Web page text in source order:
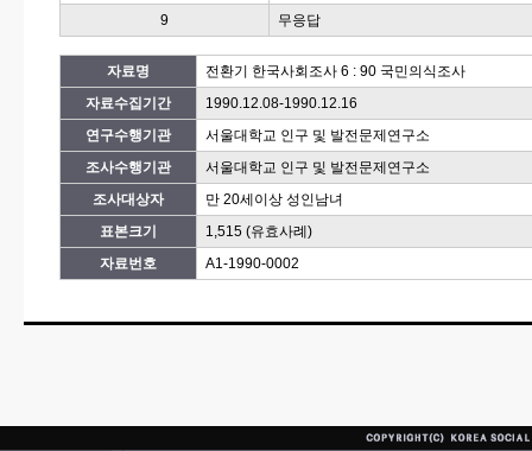
9
무응답
자료명
전환기 한국사회조사 6 : 90 국민의식조사
자료수집기간
1990.12.08-1990.12.16
연구수행기관
서울대학교 인구 및 발전문제연구소
조사수행기관
서울대학교 인구 및 발전문제연구소
조사대상자
만 20세이상 성인남녀
표본크기
1,515 (유효사례)
자료번호
A1-1990-0002